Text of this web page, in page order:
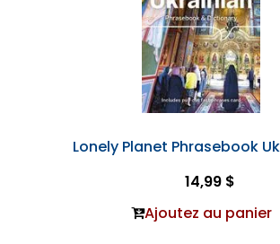
Lonely Planet Phrasebook
14,99 $
Ajoutez au panier